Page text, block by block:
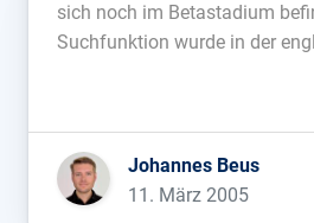
sich noch im Betastadium
Suchfunktion wurde in der
Johannes Beus
11. März 2005